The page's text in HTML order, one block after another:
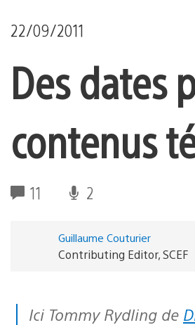
22/09/2011
Des dates
contenus
11 2
Guillaume Couturier
Contributing Editor, SCEF
Ici Tommy Rydling de